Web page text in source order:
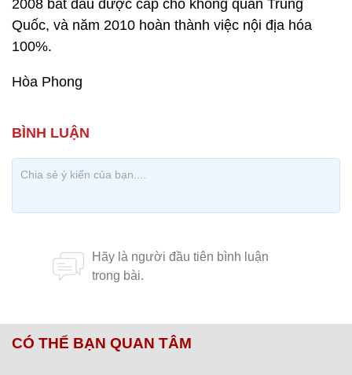
2008 bắt đầu được cấp cho không quân Trung
Quốc, và năm 2010 hoàn thành việc nội địa hóa
100%.
Hòa Phong
CÓ THỂ BẠN QUAN TÂM